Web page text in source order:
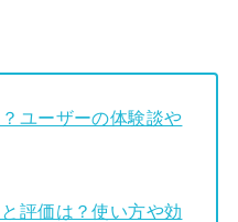
ユーザーの体験談や
評価は？使い方や効